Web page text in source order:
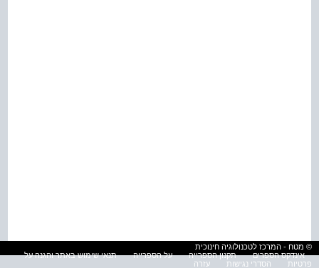
© מטח - המרכז לטכנולוגיה חינוכית
אינדקס הספרים
תקנון הספרייה על הספרייה
תנאי שימוש באתר והגנה על
פרטיות
הסדרי נגישות עזרה